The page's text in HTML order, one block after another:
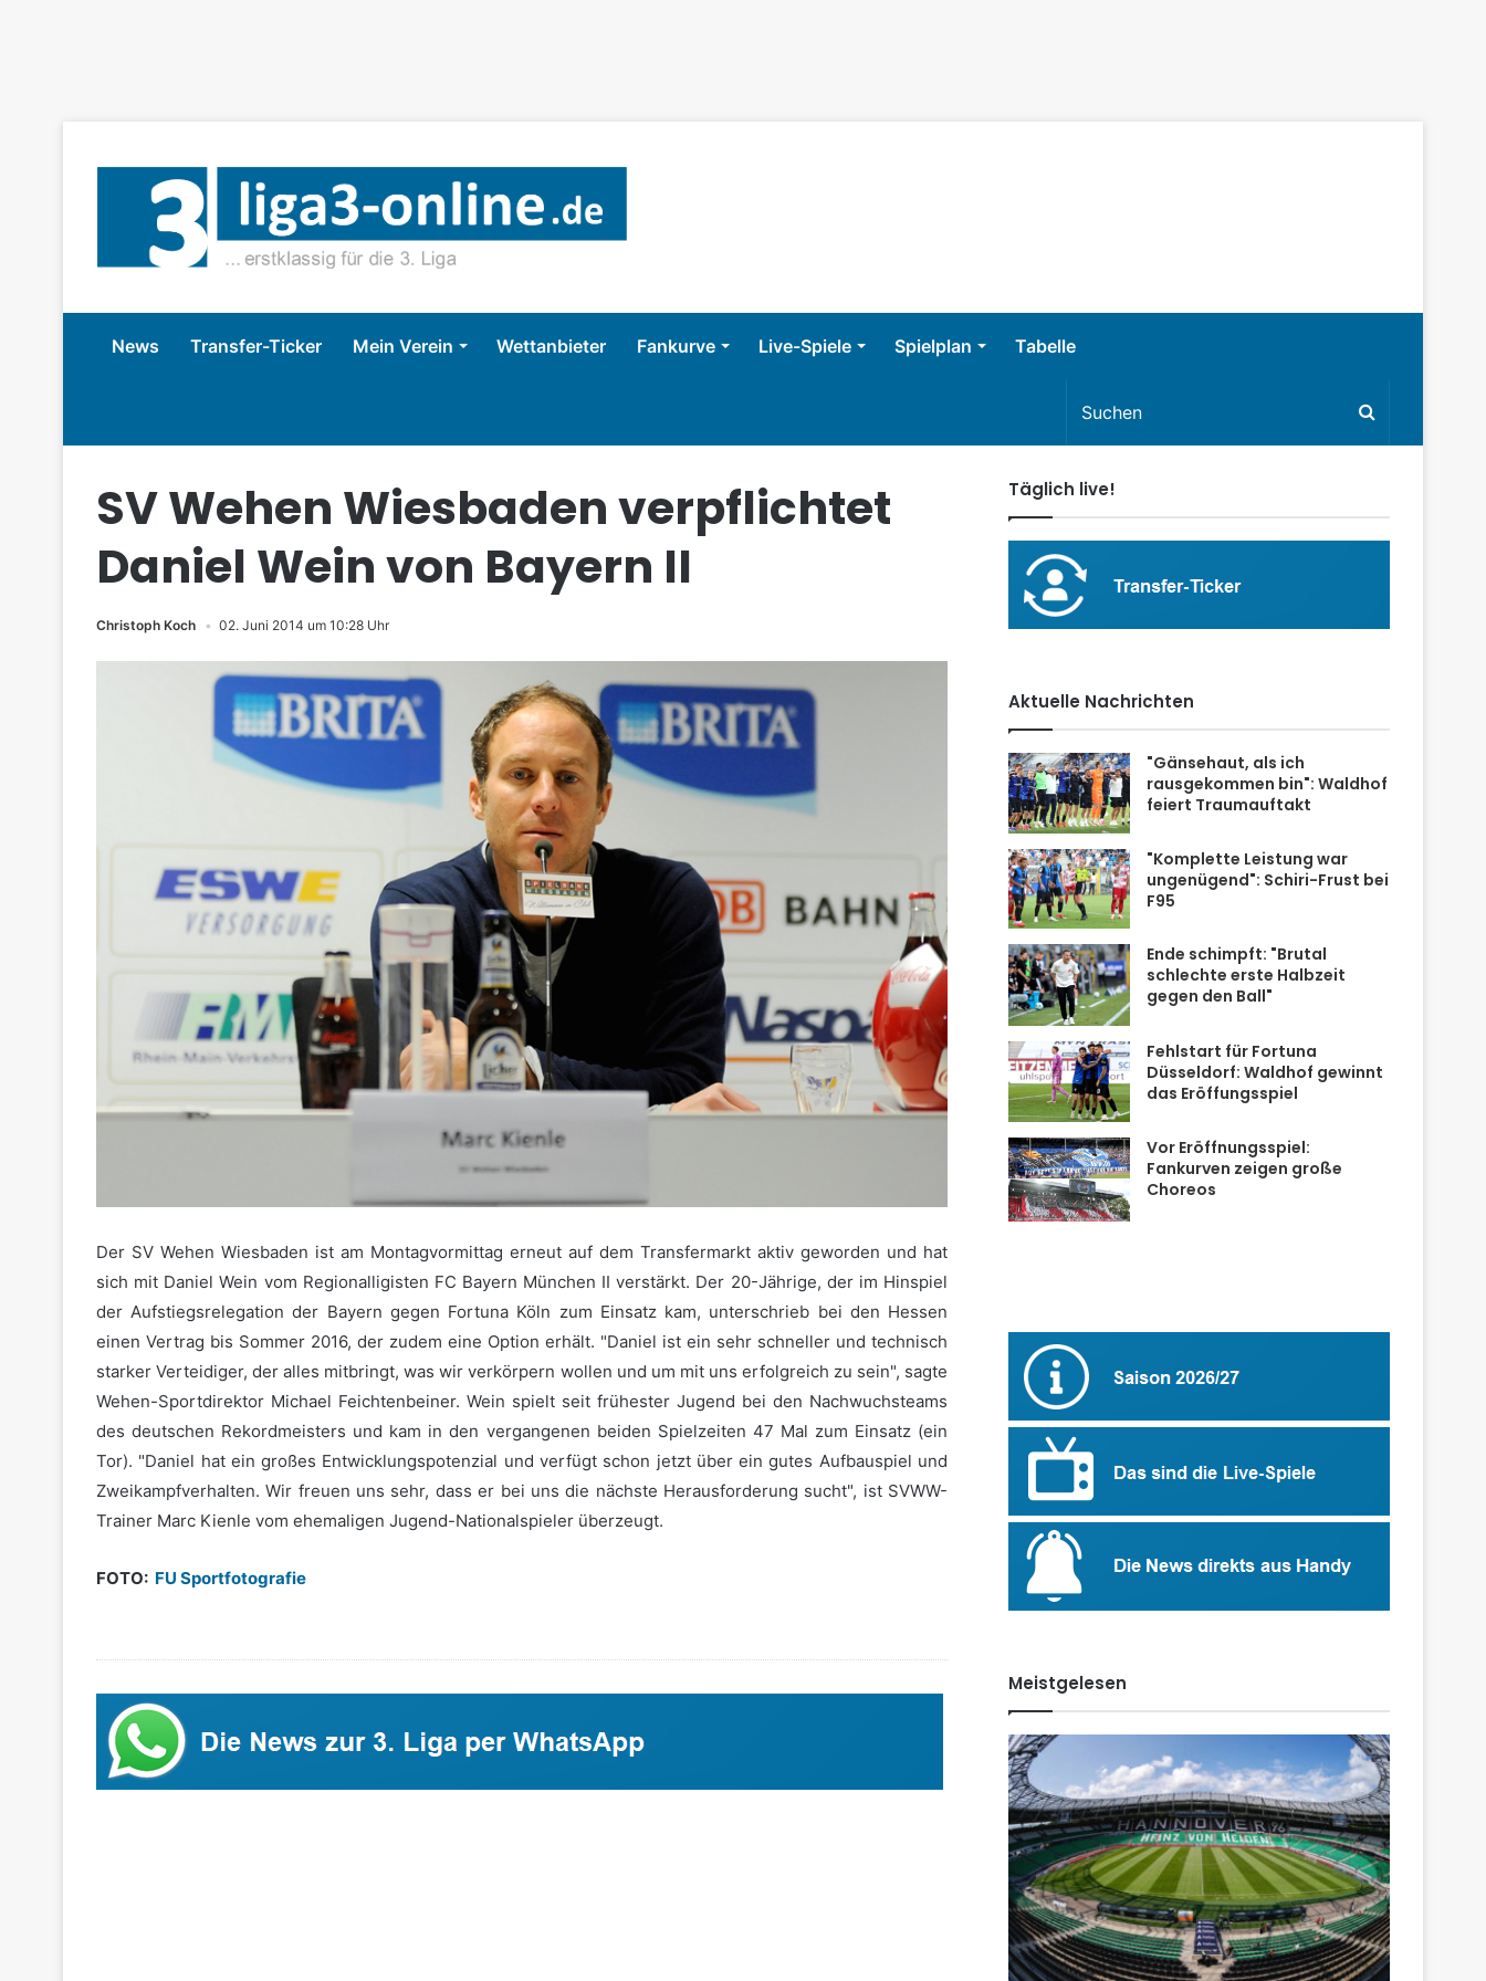
News Transfer-Ticker Mein Verein Wettanbieter Fankurve Live-Spiele Spielplan Tabelle
SV Wehen Wiesbaden verpflichtet
Daniel Wein von Bayern II
Christoph Koch 02. Juni 2014 um 10:28 Uhr
Der SV Wehen Wiesbaden ist am Montagvormittag erneut auf dem Transfermarkt aktiv geworden und hat
sich mit Daniel Wein vom Regionalligisten FC Bayern München II verstärkt. Der 20-Jährige, der im Hinspiel
der Aufstiegsrelegation der Bayern gegen Fortuna Köln zum Einsatz kam, unterschrieb bei den Hessen
einen Vertrag bis Sommer 2016, der zudem eine Option erhält. "Daniel ist ein sehr schneller und technisch
starker Verteidiger, der alles mitbringt, was wir verkörpern wollen und um mit uns erfolgreich zu sein", sagte
Wehen-Sportdirektor Michael Feichtenbeiner. Wein spielt seit frühester Jugend bei den Nachwuchsteams
des deutschen Rekordmeisters und kam in den vergangenen beiden Spielzeiten 47 Mal zum Einsatz (ein
Tor). "Daniel hat ein großes Entwicklungspotenzial und verfügt schon jetzt über ein gutes Aufbauspiel und
Zweikampfverhalten. Wir freuen uns sehr, dass er bei uns die nächste Herausforderung sucht", ist SVWW-
Trainer Marc Kienle vom ehemaligen Jugend-Nationalspieler überzeugt.
FOTO: FU Sportfotografie
Täglich live!
Aktuelle Nachrichten
"Gänsehaut, als ich
rausgekommen bin": Waldhof
feiert Traumauftakt
"Komplette Leistung war
ungenügend": Schiri-Frust bei
F95
Ende schimpft: "Brutal
schlechte erste Halbzeit
gegen den Ball"
Fehlstart für Fortuna
Düsseldorf: Waldhof gewinnt
das Eröffungsspiel
Vor Eröffnungsspiel:
Fankurven zeigen große
Choreos
Meistgelesen